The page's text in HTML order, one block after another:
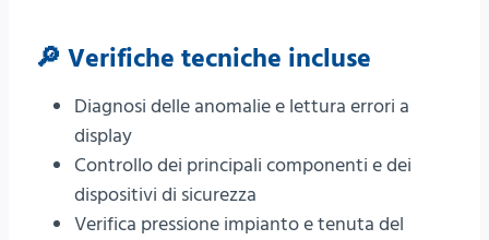
🔎 Verifiche tecniche incluse
Diagnosi delle anomalie e lettura errori a
display
Controllo dei principali componenti e dei
dispositivi di sicurezza
Verifica pressione impianto e tenuta del